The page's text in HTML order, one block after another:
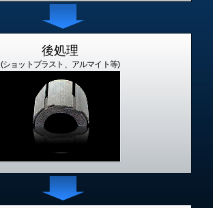
後処理
(ショットブラスト、アルマイト等)